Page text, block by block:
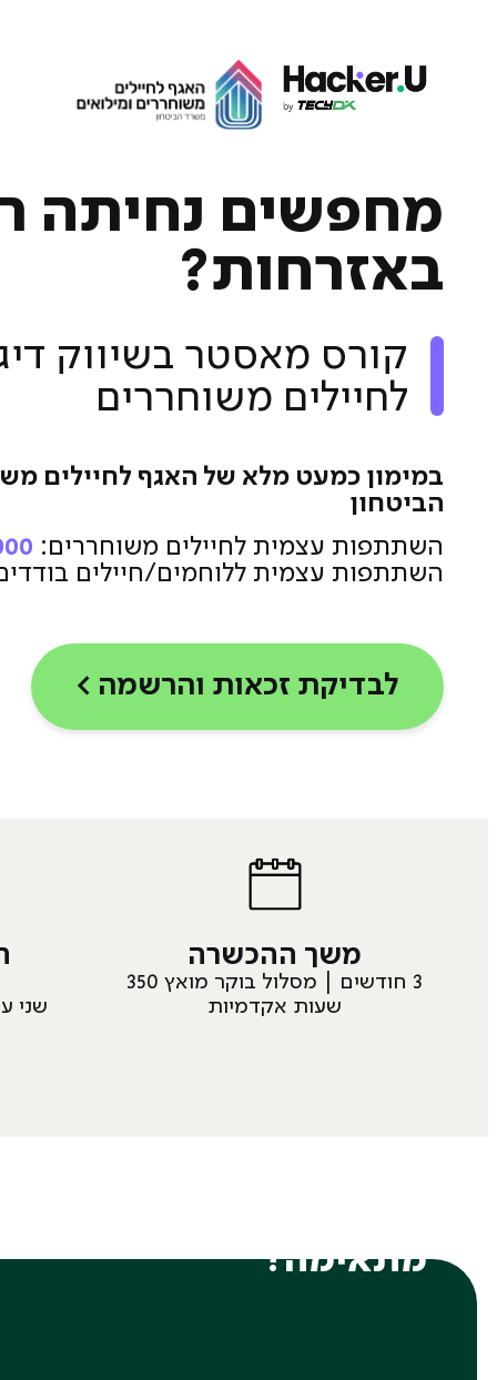
מחפשים נחיתה
באזרחות?
קורס מאסטר בשיווק
לחיילים משוחררים
במימון כמעט מלא של האגף לחיילים
הביטחון
השתתפות עצמית לחיילים משוחררים: 1,000
השתתפות עצמית ללוחמים/חיילים
לבדיקת זכאות והרשמה >
משך ההכשרה
3 חודשים | מסלול בוקר מואץ 350
שעות אקדמיות
שני עד
מתאימה?